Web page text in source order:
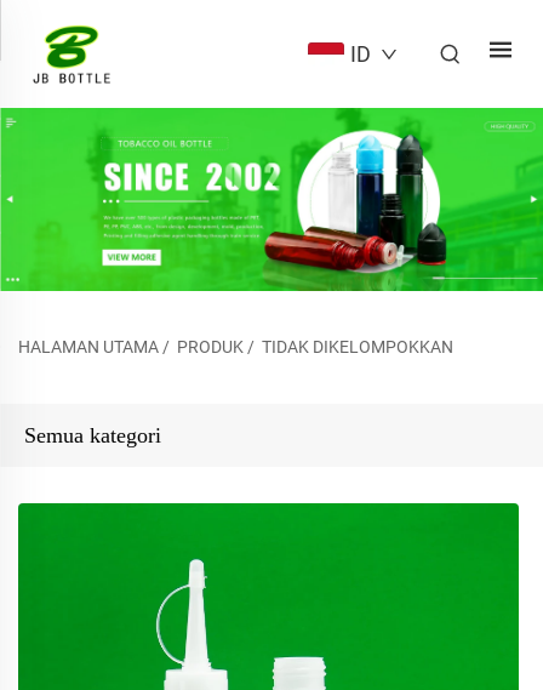
ID
HALAMAN UTAMA/ PRODUK/ TIDAK DIKELOMPOKKAN
Semua kategori